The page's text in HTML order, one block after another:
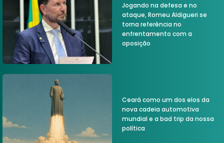
Jogando na defesa e no
ataque, Romeu Aldigueri se
torna referência no
enfrentamento com a
oposição
Ceará como um dos elos da
nova cadeia automotiva
mundial e a bad trip da nossa
política